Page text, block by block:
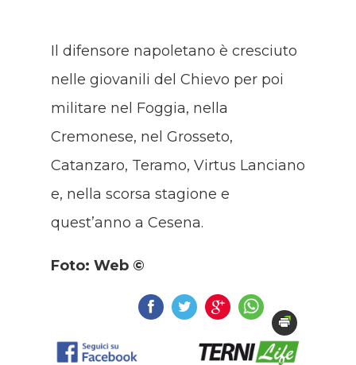
Il difensore napoletano è cresciuto
nelle giovanili del Chievo per poi
militare nel Foggia, nella
Cremonese, nel Grosseto,
Catanzaro, Teramo, Virtus Lanciano
e, nella scorsa stagione e
quest’anno a Cesena.
Foto: Web ©